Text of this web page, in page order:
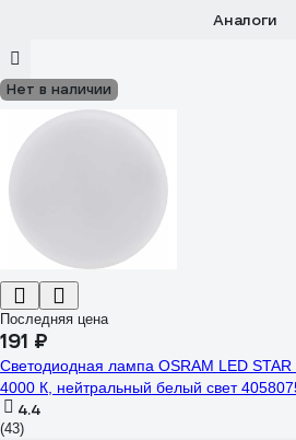
Аналоги
Нет в наличии
Последняя цена
191 ₽
Светодиодная лампа OSRAM LED
4000 К, нейтральный белый свет
4.4
(43)